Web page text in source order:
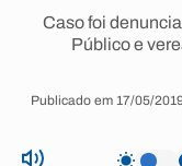
Caso foi
Público e
Publicado em 17/05/